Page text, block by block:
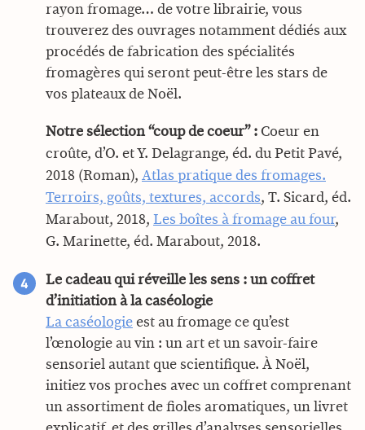
rayon fromage… de votre librairie, vous
trouverez des ouvrages notamment dédiés aux
procédés de fabrication des spécialités
fromagères qui seront peut-être les stars de
vos plateaux de Noël.
Notre sélection “coup de coeur” : Coeur en
croûte, d’O. et Y. Delagrange, éd. du Petit Pavé,
2018 (Roman), Atlas pratique des fromages.
Terroirs, goûts, textures, accords, T. Sicard, éd.
Marabout, 2018, Les boîtes à fromage au four,
G. Marinette, éd. Marabout, 2018.
Le cadeau qui réveille les sens : un coffret
d’initiation à la caséologie
La caséologie est au fromage ce qu’est
l’œnologie au vin : un art et un savoir-faire
sensoriel autant que scientifique. À Noël,
initiez vos proches avec un coffret comprenant
un assortiment de fioles aromatiques, un livret